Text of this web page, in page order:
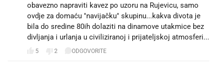
obavezno napraviti kavez po uzoru na Rujevicu, samo
ovdje za domaću "navijačku" skupinu...kakva divota je
bila do sredine 80ih dolaziti na dinamove utakmice bez
divljanja i urlanja u civiliziranoj i prijateljskoj atmosferi...
5 2 ODGOVORITE